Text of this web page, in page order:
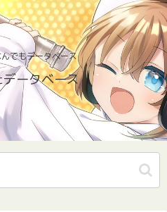
でもデータベース
ータベース